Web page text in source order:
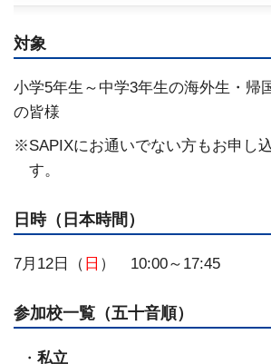
対象
小学5年生～中学3年生の海外生・帰
の皆様
SAPIXにお通いでない方もお申し
す。
日時（日本時間）
7月12日（ 日 ） 10:00～17:45
参加校一覧（五十音順）
私立